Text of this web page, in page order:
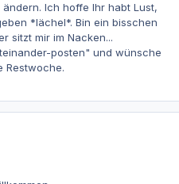
Ich hoffe Ihr habt Lust,
*lächel*. Bin ein bisschen
sitzt mir im Nacken...
posten" und wünsche
Restwoche.